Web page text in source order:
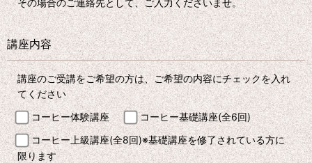
その場合のご連絡先として、ご入力くださいませ。
講座内容
講座のご受講をご希望の方は、ご希望の内容にチェックを入れ
てください
コーヒー体験講座
コーヒー基礎講座(全6回)
コーヒー上級講座(全8回)※基礎講座を修了されている方に
限ります